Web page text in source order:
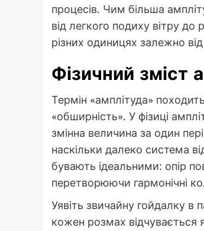
процесів. Чим більша
від легкого подиху вітру
різних одиницях залежно
Фізичний зміст
Термін «амплітуда»
«обширність». У фізиці
змінна величина за один
наскільки далеко система
бувають ідеальними: опір
перетворюючи гармонічні
Уявіть звичайну гойдалку в
кожен розмах